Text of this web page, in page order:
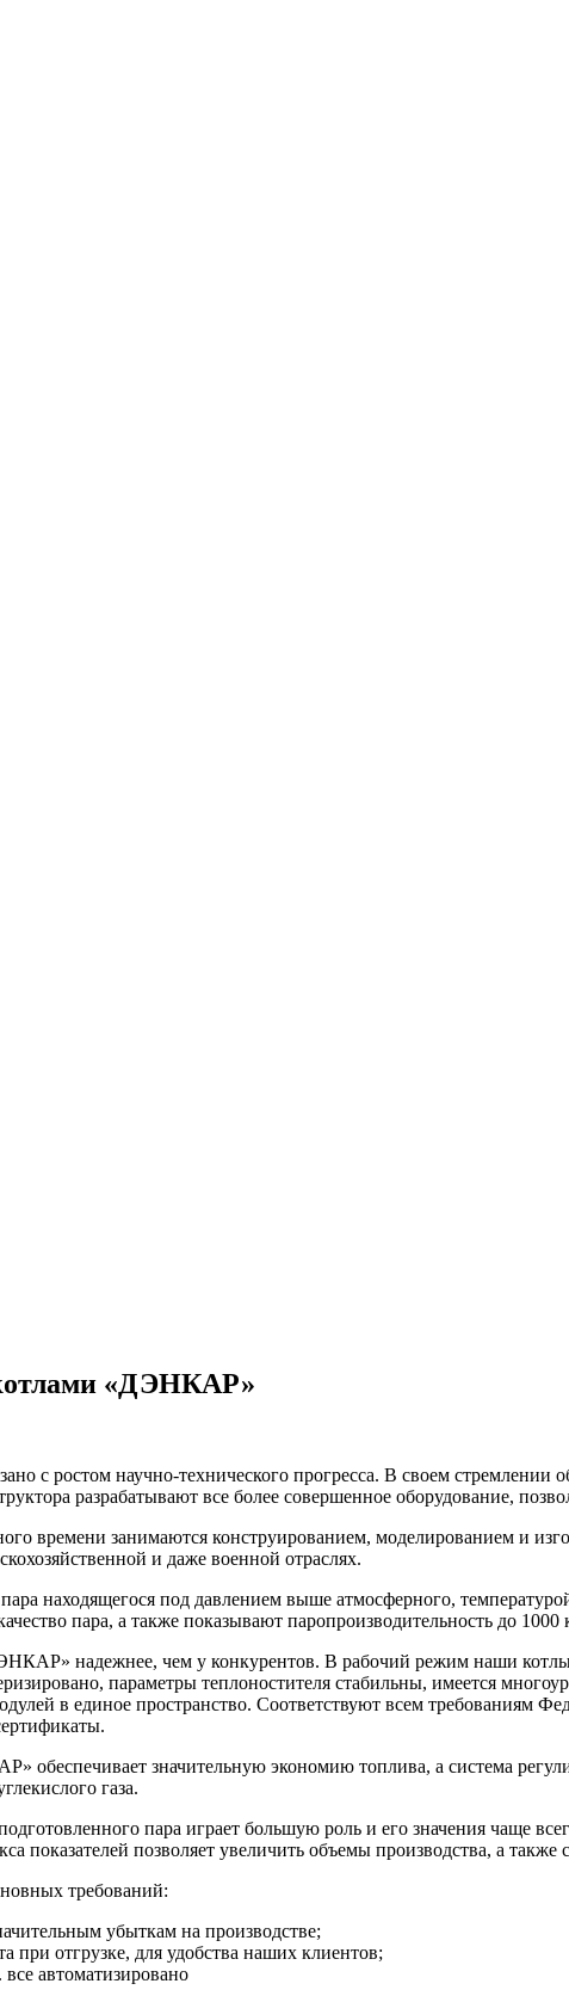
«ДЭНКАР»
с ростом научно-технического прогресса. В своем стремлении
разрабатывают все более совершенное оборудование,
времени занимаются конструированием, моделированием и
и даже военной отраслях.
находящегося под давлением выше атмосферного,
пара, а также показывают паропроизводительность до 1000
надежнее, чем у конкурентов. В рабочий режим наши котлы
параметры теплоностителя стабильны, имеется
в единое пространство. Соответствуют всем требованиям
обеспечивает значительную экономию топлива, а система
газа.
пара играет большую роль и его значения чаще
показателей позволяет увеличить объемы производства, а
требований:
убыткам на производстве;
при отгрузке, для удобства наших клиентов;
автоматизировано